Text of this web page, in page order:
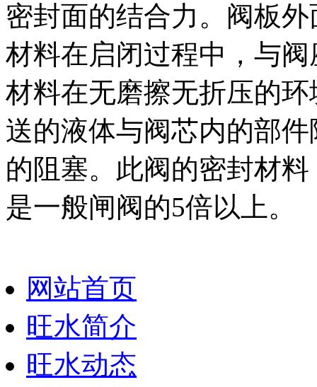
密封面的结合力。阀板
材料在启闭过程中，与
材料在无磨擦无折压的
送的液体与阀芯内的部
的阻塞。此阀的密封材
是一般闸阀的5倍以上。
网站首页
旺水简介
旺水动态